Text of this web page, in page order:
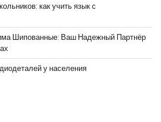
как учить язык с
Шипованные: Ваш Надежный Партнёр
у населения